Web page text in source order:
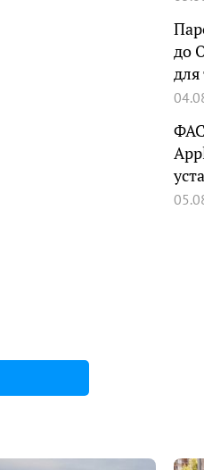
до
для